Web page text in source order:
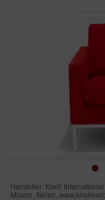
Hersteller: Knoll
Milano, Italien,